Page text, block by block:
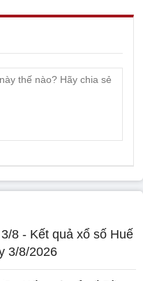
8 - Kết quả xổ số Huế
3/8/2026